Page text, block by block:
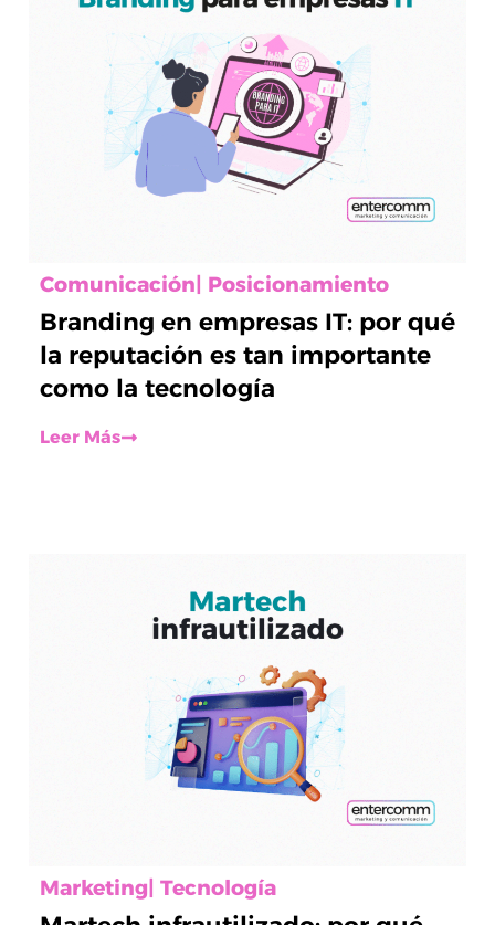
Comunicación Posicionamiento
Branding en empresas IT: por qué
la reputación es tan importante
como la tecnología
Leer Más
Marketing| Tecnología